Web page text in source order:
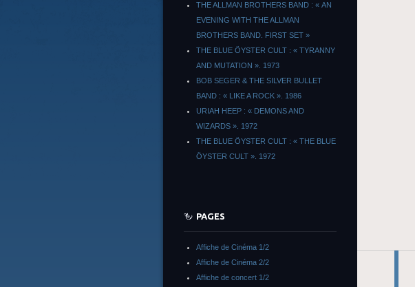
THE ALLMAN BROTHERS BAND : « AN
EVENING WITH THE ALLMAN
BROTHERS BAND. FIRST SET »
THE BLUE ÖYSTER CULT : « TYRANNY
AND MUTATION ». 1973
BOB SEGER & THE SILVER BULLET
BAND : « LIKE A ROCK ». 1986
URIAH HEEP : « DEMONS AND
WIZARDS ». 1972
THE BLUE ÖYSTER CULT : « THE BLUE
ÖYSTER CULT ». 1972
PAGES
Affiche de Cinéma 1/2
Affiche de Cinéma 2/2
Affiche de concert 1/2